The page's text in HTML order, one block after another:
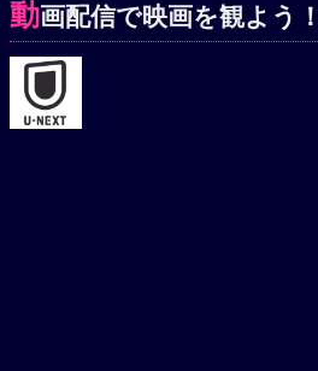
動画配信で映画を観よう！